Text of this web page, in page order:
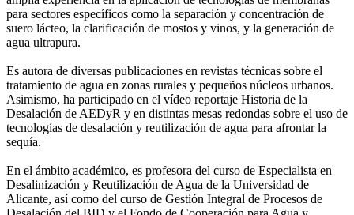
para sectores específicos como la separación y concentración de
suero lácteo, la clarificación de mostos y vinos, y la generación de
agua ultrapura.
Es autora de diversas publicaciones en revistas técnicas sobre el
tratamiento de agua en zonas rurales y pequeños núcleos urbanos.
Asimismo, ha participado en el vídeo reportaje Historia de la
Desalación de AEDyR y en distintas mesas redondas sobre el uso de
tecnologías de desalación y reutilización de agua para afrontar la
sequía.
En el ámbito académico, es profesora del curso de Especialista en
Desalinización y Reutilización de Agua de la Universidad de
Alicante, así como del curso de Gestión Integral de Procesos de